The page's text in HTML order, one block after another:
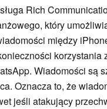
Rich
który
między
korzystania
Wiadomości są
Oznacza to, że
jeśli atakujący